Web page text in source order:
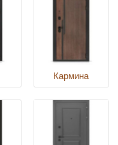
Кармина